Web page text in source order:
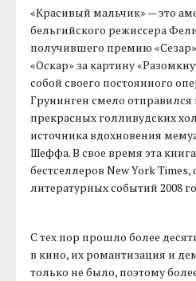
«Красивый мальчик» — это
бельгийского режиссера
получившего премию
«Оскар» за картину
собой своего постоянного
Грунинген смело
прекрасных голливудских
источника вдохновения
Шеффа. В свое время эта
бестселлеров New York
литературных событий 2008
С тех пор прошло более
в кино, их романтизация и
только не было, поэтому